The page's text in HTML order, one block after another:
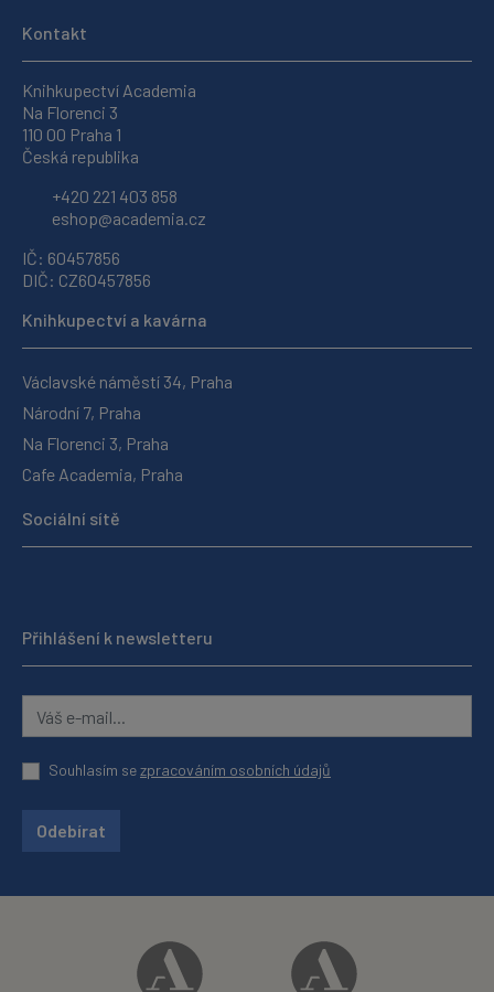
Kontakt
Knihkupectví Academia
Na Florenci 3
110 00 Praha 1
Česká republika
+420 221 403 858
eshop@academia.cz
IČ: 60457856
DIČ: CZ60457856
Knihkupectví a kavárna
Václavské náměstí 34, Praha
Národní 7, Praha
Na Florenci 3, Praha
Cafe Academia, Praha
Sociální sítě
Přihlášení k newsletteru
Souhlasím sezpracováním osobních údajů
Odebírat